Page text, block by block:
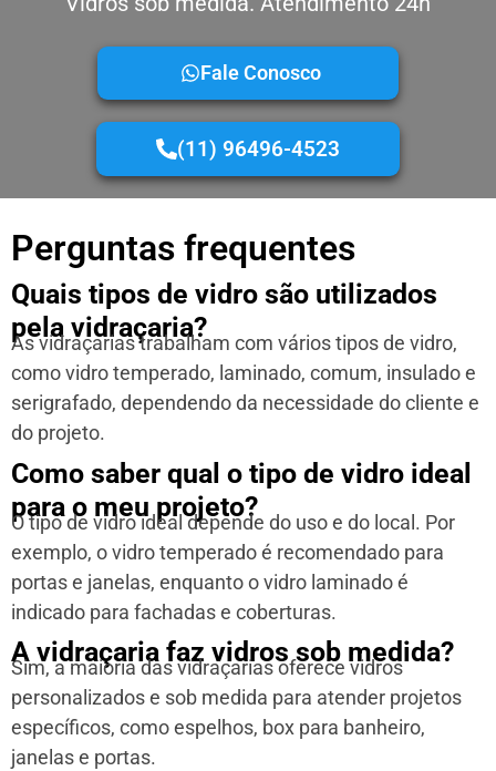
Fale Conosco
(11) 96496-4523
Perguntas frequentes
Quais tipos de vidro são utilizados
pela vidraçaria?
As vidraçarias trabalham com vários tipos de vidro,
como vidro temperado, laminado, comum, insulado e
serigrafado, dependendo da necessidade do cliente e
do projeto.
Como saber qual o tipo de vidro ideal
para o meu projeto?
O tipo de vidro ideal depende do uso e do local. Por
exemplo, o vidro temperado é recomendado para
portas e janelas, enquanto o vidro laminado é
indicado para fachadas e coberturas.
A vidraçaria faz vidros sob medida?
Sim, a maioria das vidraçarias oferece vidros
personalizados e sob medida para atender projetos
específicos, como espelhos, box para banheiro,
janelas e portas.